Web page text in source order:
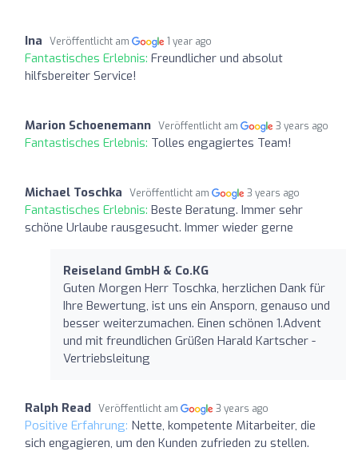
Ina Veröffentlicht am 1 year ago
Fantastisches Erlebnis: Freundlicher und absolut
hilfsbereiter Service!
Marion Schoenemann Veröffentlicht am 3 years ago
Fantastisches Erlebnis: Tolles engagiertes Team!
Michael Toschka Veröffentlicht am 3 years ago
Fantastisches Erlebnis: Beste Beratung. Immer sehr
schöne Urlaube rausgesucht. Immer wieder gerne
Reiseland GmbH & Co.KG
Guten Morgen Herr Toschka, herzlichen Dank für
Ihre Bewertung, ist uns ein Ansporn, genauso und
besser weiterzumachen. Einen schönen 1.Advent
und mit freundlichen Grüßen Harald Kartscher -
Vertriebsleitung
Ralph Read Veröffentlicht am 3 years ago
Positive Erfahrung: Nette, kompetente Mitarbeiter, die
sich engagieren, um den Kunden zufrieden zu stellen.